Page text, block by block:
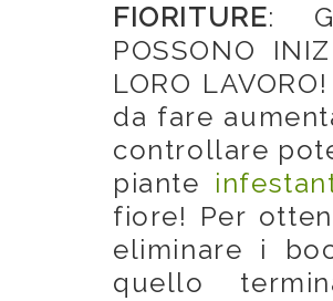
FIORITURE:
POSSONO
LORO
da fare
controllare
piante
fiore! Per
eliminare i
quello